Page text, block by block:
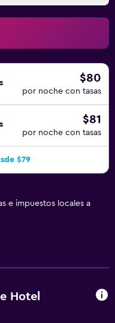
$80
por noche con tasas
$81
por noche con tasas
$79
e impuestos locales a
Hotel